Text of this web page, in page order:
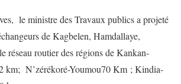
le ministre des Travaux publics a projeté
de Kagbelen, Hamdallaye,
réseau routier des régions de Kankan-
km; N’zérékoré-Youmou70 Km ; Kindia-